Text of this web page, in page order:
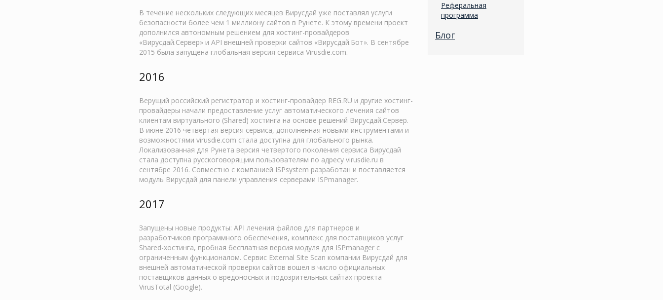
Реферальная
программа
Блог
В течение нескольких следующих месяцев Вирусдай уже поставлял услуги
безопасности более чем 1 миллиону сайтов в Рунете. К этому времени проект
дополнился автономным решением для хостинг-провайдеров
«Вирусдай.Сервер» и API внешней проверки сайтов «Вирусдай.Бот». В сентябре
2015 была запущена глобальная версия сервиса Virusdie.com.
2016
Верущий российский регистратор и хостинг-провайдер REG.RU и другие хостинг-
провайдеры начали предоставление услуг автоматического лечения сайтов
клиентам виртуального (Shared) хостинга на основе решений Вирусдай.Сервер.
В июне 2016 четвертая версия сервиса, дополненная новыми инструментами и
возможностями virusdie.com стала доступна для глобального рынка.
Локализованная для Рунета версия четвертого поколения сервиса Вирусдай
стала доступна русскоговорящим пользователям по адресу virusdie.ru в
сентябре 2016. Совместно с компанией ISPsystem разработан и поставляется
модуль Вирусдай для панели управления серверами ISPmanager.
2017
Запущены новые продукты: API лечения файлов для партнеров и
разработчиков программного обеспечения, комплекс для поставщиков услуг
Shared-хостинга, пробная бесплатная версия модуля для ISPmanager с
ограниченным функционалом. Сервис External Site Scan компании Вирусдай для
внешней автоматической проверки сайтов вошел в число официальных
поставщиков данных о вредоносных и подозрительных сайтах проекта
VirusTotal (Google).